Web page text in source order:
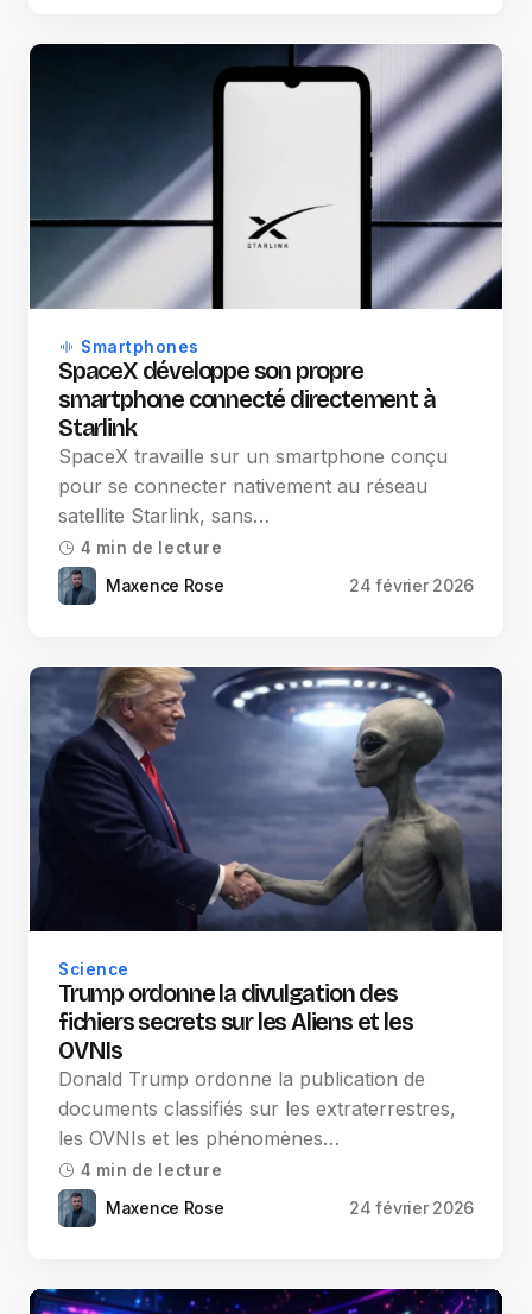
Smartphones
SpaceX développe son propre
smartphone connecté directement à
Starlink
SpaceX travaille sur un smartphone conçu
pour se connecter nativement au réseau
satellite Starlink, sans…
4 min de lecture
Maxence Rose 24 février 2026
Science
Trump ordonne la divulgation des
fichiers secrets sur les Aliens et les
OVNIs
Donald Trump ordonne la publication de
documents classifiés sur les extraterrestres,
les OVNIs et les phénomènes…
4 min de lecture
Maxence Rose 24 février 2026